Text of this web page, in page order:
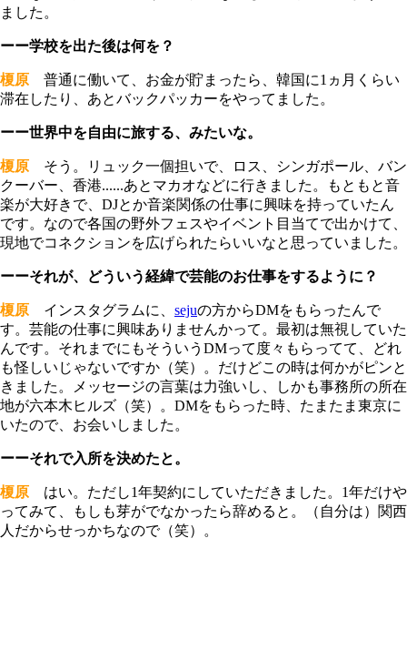
ました。
ーー学校を出た後は何を？
榎原 普通に働いて、お金が貯まったら、韓国に1ヵ月くらい
滞在したり、あとバックパッカーをやってました。
ーー世界中を自由に旅する、みたいな。
榎原 そう。リュック一個担いで、ロス、シンガポール、バン
クーバー、香港......あとマカオなどに行きました。もともと音
楽が大好きで、DJとか音楽関係の仕事に興味を持っていたん
です。なので各国の野外フェスやイベント目当てで出かけて、
現地でコネクションを広げられたらいいなと思っていました。
ーーそれが、どういう経緯で芸能のお仕事をするように？
榎原 インスタグラムに、 sejuの方からDMをもらったんで
す。芸能の仕事に興味ありませんかって。最初は無視していた
んです。それまでにもそういうDMって度々もらってて、どれ
も怪しいじゃないですか（笑）。だけどこの時は何かがピンと
きました。メッセージの言葉は力強いし、しかも事務所の所在
地が六本木ヒルズ（笑）。DMをもらった時、たまたま東京に
いたので、お会いしました。
ーーそれで入所を決めたと。
榎原 はい。ただし1年契約にしていただきました。1年だけや
ってみて、もしも芽がでなかったら辞めると。（自分は）関西
人だからせっかちなので（笑）。